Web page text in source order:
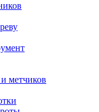
метчиков